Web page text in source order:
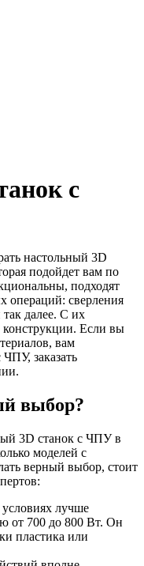
с
настольный 3D
подойдет вам по
подходят
операций: сверления
далее. С их
Если вы
вам
заказать
выбор?
3D станок с ЧПУ в
моделей с
верный выбор, стоит
лучше
от 700 до 800 Вт. Он
пластика или